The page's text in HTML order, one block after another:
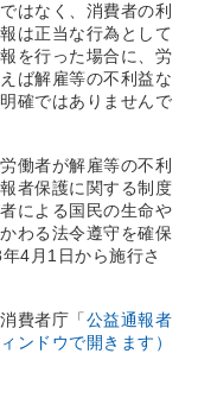
はなく、消費者の利
は正当な行為として
を行った場合に、労
ば解雇等の不利益な
確ではありませんで
働者が解雇等の不利
者保護に関する制度
による国民の生命や
わる法令遵守を確保
4月1日から施行さ
費者庁「公益通報者
ンドウで開きます）